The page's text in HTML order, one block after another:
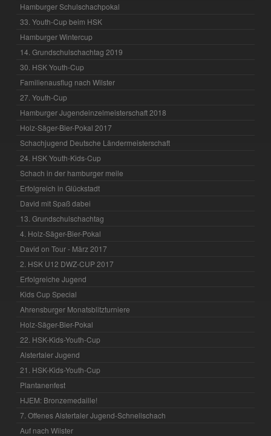
Hamburger Schulschachpokal
33. Youth-Cup beim HSK
Hamburger Wintercup
14. Grundschulschachtag 2019
30. HSK Youth-Cup
Familienausflug nach Wilster
27. Youth-Cup
Hamburger Jugendeinzelmeisterschaft 2018
Holz-Säger-Bier-Pokal 2017
Schachjugend Deutsche Ländermeisterschaft
24. HSK Youth-Kids-Cup
Schach in der hamburger meile
Erfolgreich in Glückstadt
David mit Spaß dabei
13. Grundschulschachtag
4. Holz-Säger-Bier-Pokal
David on Tour - März 2017
2. HSK U12 DWZ-CUP 2017
Erfolgreiche Jugend
Kids Cup Special
Ahrensburger Monatsblitzturniere
Holz-Säger-Bier-Pokal
22. HSK-Kids-Youth-Cup
Alstertaler Jugend
21. HSK-Kids-Youth-Cup
Plantanenfest
HJEM: Bronzemedaille!
7. Offenes Alstertaler Jugend-Schnellschach
Auf nach Wilster